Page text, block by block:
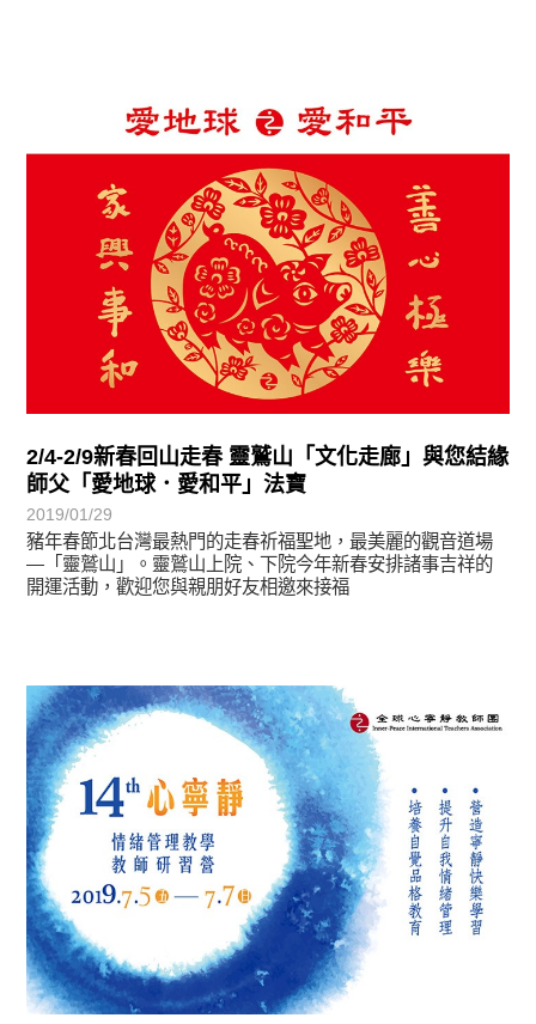
2/4-2/9新春回山走春 靈鷲山「文化走廊」與您結緣
師父「愛地球．愛和平」法寶
2019/01/29
豬年春節北台灣最熱門的走春祈福聖地，最美麗的觀音道場
—「靈鷲山」。靈鷲山上院、下院今年新春安排諸事吉祥的
開運活動，歡迎您與親朋好友相邀來接福